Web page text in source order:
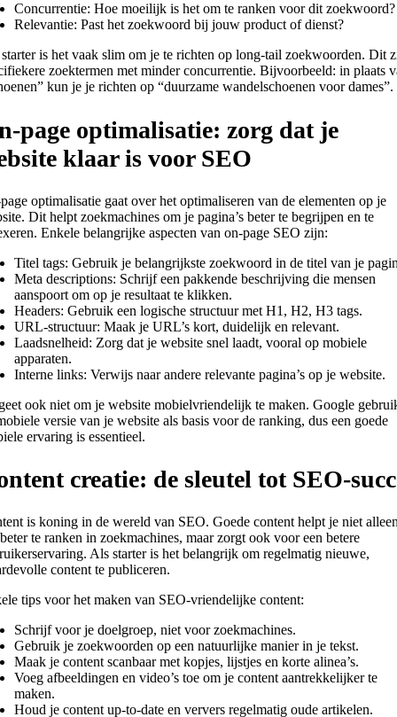
Concurrentie: Hoe moeilijk is het om te ranken voor dit zoekwoord?
Relevantie: Past het zoekwoord bij jouw product of dienst?
is het vaak slim om je te richten op long-tail zoekwoorden. Dit
zoektermen met minder concurrentie. Bijvoorbeeld: in plaats
kun je je richten op “duurzame wandelschoenen voor dames”.
page optimalisatie: zorg dat je
klaar is voor SEO
optimalisatie gaat over het optimaliseren van de elementen op je
Dit helpt zoekmachines om je pagina’s beter te begrijpen en te
Enkele belangrijke aspecten van on-page SEO zijn:
Titel tags: Gebruik je belangrijkste zoekwoord in de titel van je
Meta descriptions: Schrijf een pakkende beschrijving die mensen
aanspoort om op je resultaat te klikken.
Headers: Gebruik een logische structuur met H1, H2, H3 tags.
URL-structuur: Maak je URL’s kort, duidelijk en relevant.
Laadsnelheid: Zorg dat je website snel laadt, vooral op mobiele
apparaten.
Interne links: Verwijs naar andere relevante pagina’s op je website.
ook niet om je website mobielvriendelijk te maken. Google
versie van je website als basis voor de ranking, dus een goede
ervaring is essentieel.
creatie: de sleutel tot SEO-
is koning in de wereld van SEO. Goede content helpt je niet
te ranken in zoekmachines, maar zorgt ook voor een betere
Als starter is het belangrijk om regelmatig nieuwe,
content te publiceren.
tips voor het maken van SEO-vriendelijke content:
Schrijf voor je doelgroep, niet voor zoekmachines.
Gebruik je zoekwoorden op een natuurlijke manier in je tekst.
Maak je content scanbaar met kopjes, lijstjes en korte alinea’s.
Voeg afbeeldingen en video’s toe om je content aantrekkelijker te
maken.
Houd je content up-to-date en ververs regelmatig oude artikelen.